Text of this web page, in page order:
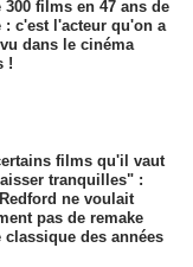
300 films en 47 ans de
: c'est l'acteur qu'on a
dans le cinéma
!
films qu'il vaut
tranquilles" :
ne voulait
pas de remake
classique des années